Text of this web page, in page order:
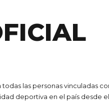
las personas vinculadas
deportiva en el país desde